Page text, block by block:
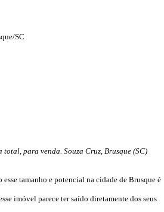
SC
total, para venda. Souza Cruz, Brusque (SC)
tamanho e potencial na cidade de Brusque é
imóvel parece ter saído diretamente dos seus